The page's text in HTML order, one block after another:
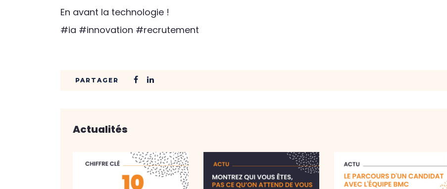
En avant la technologie !
#ia #innovation #recrutement
Actualités